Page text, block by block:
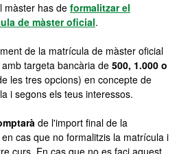
màster has de formalitzar el
de màster oficial.
de la matrícula de màster oficial
amb targeta bancària de 500, 1.000 o
les tres opcions) en concepte de
i segons els teus interessos.
de l'import final de la
cas que no formalitzis la matrícula i
curs. En cas que no es faci aquest